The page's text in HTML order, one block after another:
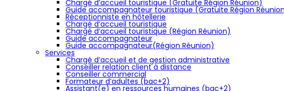
Chargé d’accueil touristique (Gratuite Région Réunion)
Guide accompagnateur touristique (Gratuite Région
Réceptionniste en hôtellerie
Chargé d’accueil touristique
Chargé d’accueil touristique (Région Réunion)
Guide accompagnateur
Guide accompagnateur(Région Réunion)
Services
Chargé d’accueil et de gestion administrative
Conseiller relation client à distance
Conseiller commercial
Formateur d’adultes (bac+2)
Assistant(e) en ressources humaines (bac+2)